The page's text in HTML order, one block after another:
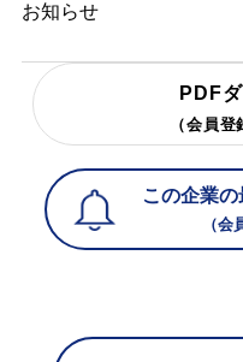
お知らせ
PDF
（会員
この企業
（会